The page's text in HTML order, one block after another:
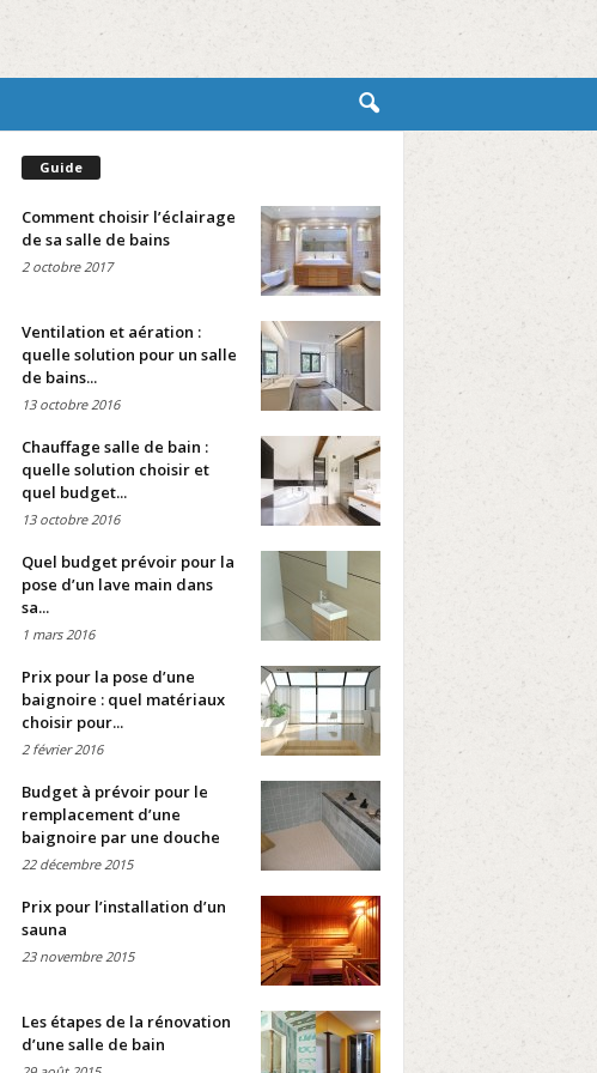
Guide
Comment choisir l’éclairage
de sa salle de bains
2 octobre 2017
Ventilation et aération :
quelle solution pour un salle
de bains...
13 octobre 2016
Chauffage salle de bain :
quelle solution choisir et
quel budget...
13 octobre 2016
Quel budget prévoir pour la
pose d’un lave main dans
sa...
1 mars 2016
Prix pour la pose d’une
baignoire : quel matériaux
choisir pour...
2 février 2016
Budget à prévoir pour le
remplacement d’une
baignoire par une douche
22 décembre 2015
Prix pour l’installation d’un
sauna
23 novembre 2015
Les étapes de la rénovation
d’une salle de bain